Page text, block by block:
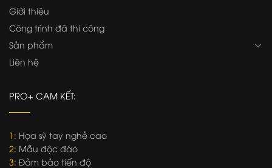
Giới thiệu
Công trình đã thi công
Sản phẩm
Liên hệ
PRO+ CAM KẾT:
1: Họa sỹ tay nghề cao
2: Mẫu độc đáo
3: Đảm bảo tiến độ